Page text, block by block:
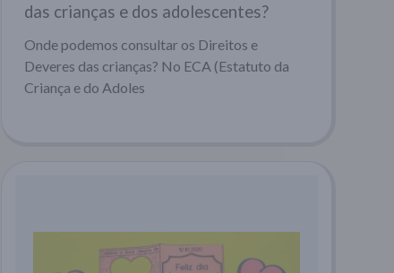
das crianças e dos adolescentes?
Onde podemos consultar os Direitos e
Deveres das crianças? No ECA (Estatuto da
Criança e do Adoles